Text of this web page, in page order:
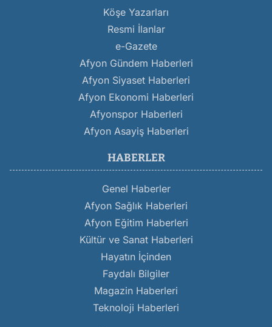
Köşe Yazarları
Resmi İlanlar
e-Gazete
Afyon Gündem Haberleri
Afyon Siyaset Haberleri
Afyon Ekonomi Haberleri
Afyonspor Haberleri
Afyon Asayiş Haberleri
HABERLER
Genel Haberler
Afyon Sağlık Haberleri
Afyon Eğitim Haberleri
Kültür ve Sanat Haberleri
Hayatın İçinden
Faydalı Bilgiler
Magazin Haberleri
Teknoloji Haberleri